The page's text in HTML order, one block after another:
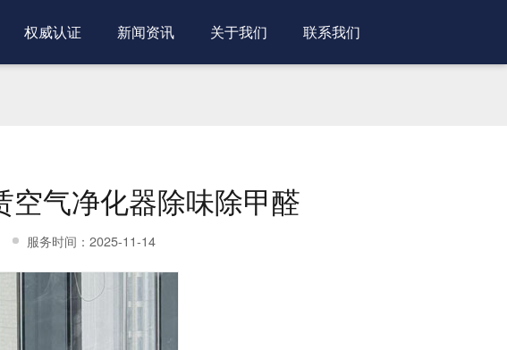
权威认证 新闻资讯 关于我们 联系我们
气净化器除味除甲醛
服务时间：2025-11-14